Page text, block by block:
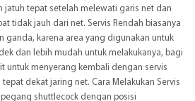
jatuh tepat setelah melewati garis net dan
tidak jauh dari net. Servis Rendah biasanya
ganda, karena area yang digunakan untuk
dan lebih mudah untuk melakukanya, bagi
untuk menyerang kembali dengan servis
dekat jaring net. Cara Melakukan Servis
shuttlecock dengan posisi